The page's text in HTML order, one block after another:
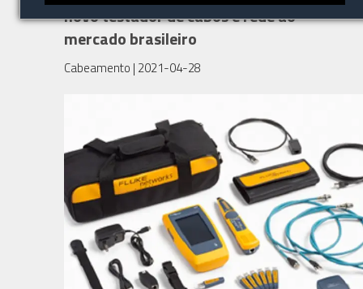
novo testador de cabos e rede ao
mercado brasileiro
Cabeamento | 2021-04-28